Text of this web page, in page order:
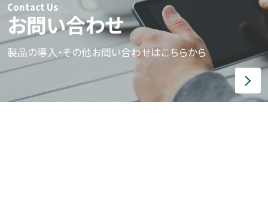
Contact Us
お問い合わせ
製品の導入・その他お問い合わせはこちらから